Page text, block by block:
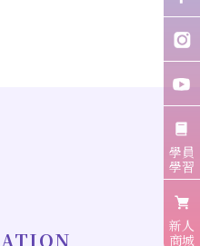
學員
學習
新人
商城